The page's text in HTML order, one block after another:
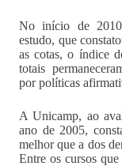
No início de
estudo, que
as cotas, o índice
totais
por políticas
A Unicamp, ao
ano de 2005,
melhor que a dos
Entre os cursos que